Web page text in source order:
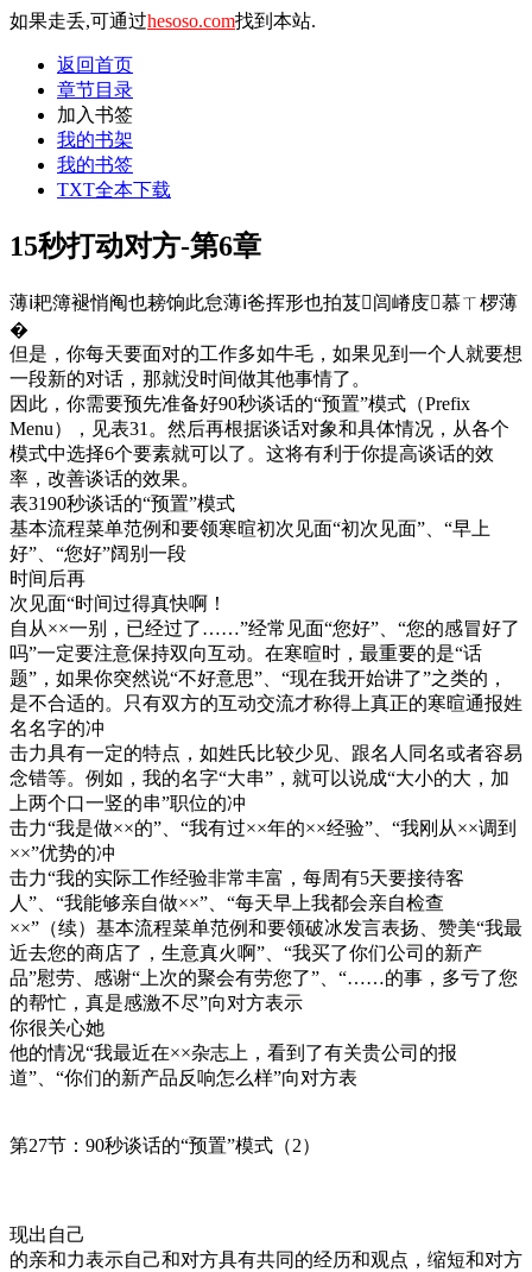
如果走丢,可通过hesoso.com找到本站.
返回首页
章节目录
加入书签
我的书架
我的书签
TXT全本下载
15秒打动对方-第6章
薄ⅰ耙簿褪悄阄也耪饷此怠薄ⅰ爸挥形也拍芨闾嵴庋慕ㄒ椤薄
�
但是，你每天要面对的工作多如牛毛，如果见到一个人就要想
一段新的对话，那就没时间做其他事情了。
因此，你需要预先准备好90秒谈话的“预置”模式（Prefix
Menu），见表31。然后再根据谈话对象和具体情况，从各个
模式中选择6个要素就可以了。这将有利于你提高谈话的效
率，改善谈话的效果。
表3190秒谈话的“预置”模式
基本流程菜单范例和要领寒暄初次见面“初次见面”、“早上
好”、“您好”阔别一段
时间后再
次见面“时间过得真快啊！
自从××一别，已经过了……”经常见面“您好”、“您的感冒好了
吗”一定要注意保持双向互动。在寒暄时，最重要的是“话
题”，如果你突然说“不好意思”、“现在我开始讲了”之类的，
是不合适的。只有双方的互动交流才称得上真正的寒暄通报姓
名名字的冲
击力具有一定的特点，如姓氏比较少见、跟名人同名或者容易
念错等。例如，我的名字“大串”，就可以说成“大小的大，加
上两个口一竖的串”职位的冲
击力“我是做××的”、“我有过××年的××经验”、“我刚从××调到
××”优势的冲
击力“我的实际工作经验非常丰富，每周有5天要接待客
人”、“我能够亲自做××”、“每天早上我都会亲自检查
××”（续）基本流程菜单范例和要领破冰发言表扬、赞美“我最
近去您的商店了，生意真火啊”、“我买了你们公司的新产
品”慰劳、感谢“上次的聚会有劳您了”、“……的事，多亏了您
的帮忙，真是感激不尽”向对方表示
你很关心她
他的情况“我最近在××杂志上，看到了有关贵公司的报
道”、“你们的新产品反响怎么样”向对方表
第27节：90秒谈话的“预置”模式（2）
现出自己
的亲和力表示自己和对方具有共同的经历和观点，缩短和对方